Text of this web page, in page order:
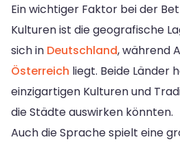
Ein wichtiger Faktor bei der
Kulturen ist die geografische
sich in Deutschland, während
Österreich liegt. Beide Länder
einzigartigen Kulturen und
die Städte auswirken könnten.
Auch die Sprache spielt eine